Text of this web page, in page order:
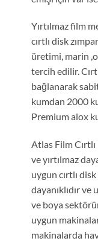
Yırtılmaz film
cırtlı disk
üretimi, marin
tercih edilir.
bağlanarak
kumdan 2000
Premium alox
Atlas Film
ve yırtılmaz
uygun cırtlı
dayanıklıdır
ve boya
uygun
makinalarda